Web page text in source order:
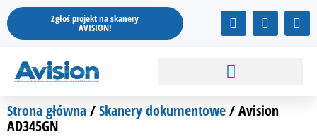
Przejdź
do
treści
Zgłoś projekt na skanery
AVISION!
F
a
c
b
o
k
I
n
s
a
m
Y
o
u
Strona główna/Skanery dokumentowe/ Avision
AD345GN